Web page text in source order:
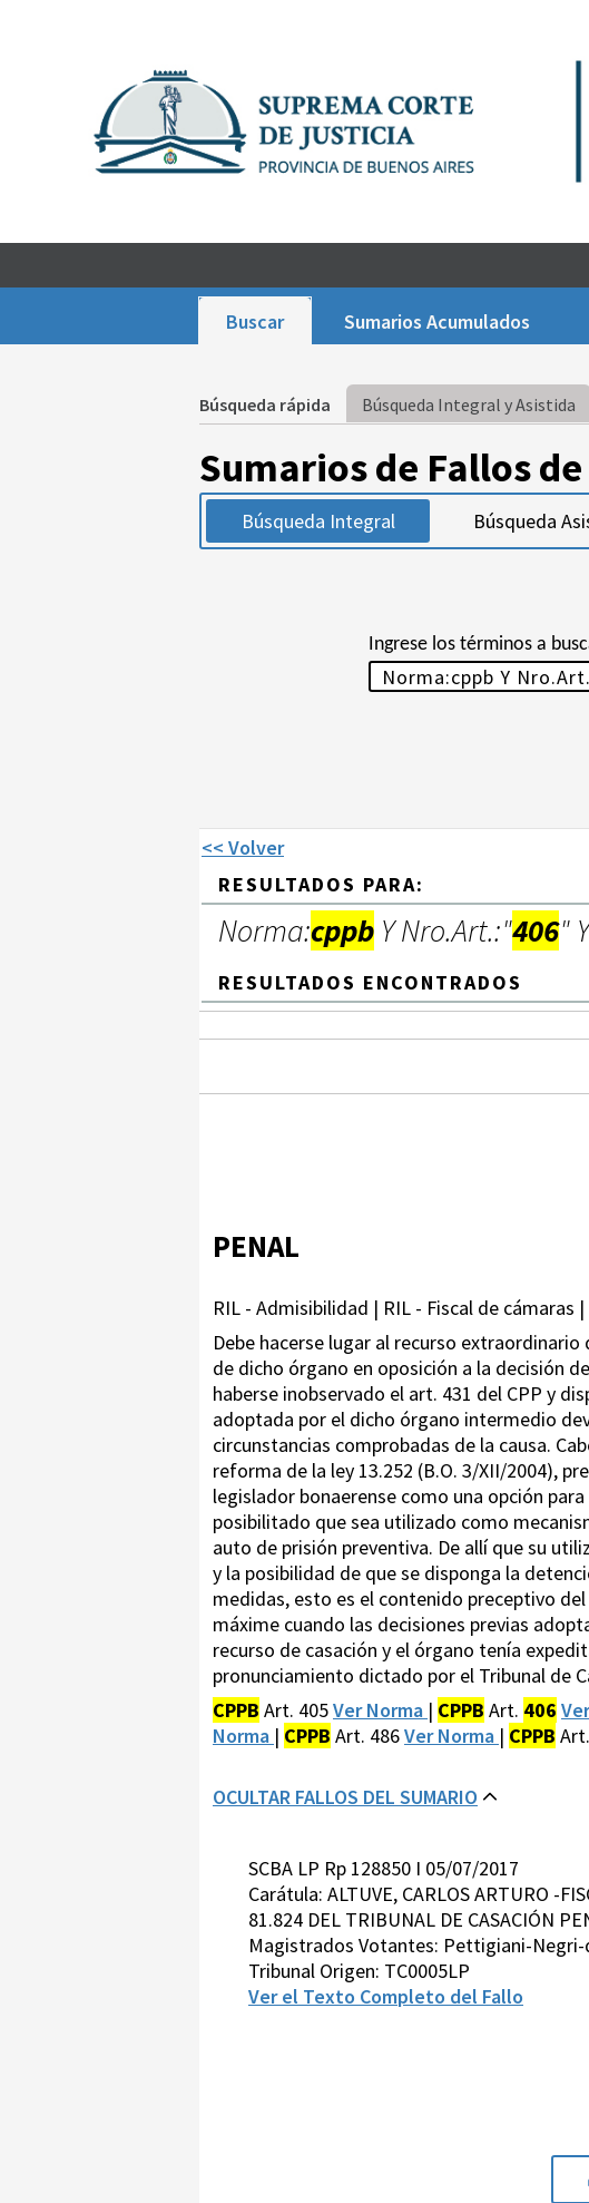
Buscar Sumarios Acumulados
Búsqueda rápida Búsqueda Integral y Asistida
Sumarios de Fallos
Búsqueda Integral Búsqueda
Ingrese los términos a
<< Volver
RESULTADOS PARA:
Norma:cppb Y Nro.Art.:"406"
RESULTADOS ENCONTRADOS
PENAL
RIL - Admisibilidad | RIL - Fiscal de cámaras
Debe hacerse lugar al recurso
de dicho órgano en oposición a la decisión
haberse inobservado el art. 431 del CPP y
adoptada por el dicho órgano intermedio
circunstancias comprobadas de la causa.
reforma de la ley 13.252 (B.O. 3/XII/2004),
legislador bonaerense como una opción
posibilitado que sea utilizado como
auto de prisión preventiva. De allí que su
y la posibilidad de que se disponga la
medidas, esto es el contenido preceptivo
máxime cuando las decisiones previas
recurso de casación y el órgano tenía
pronunciamiento dictado por el Tribunal de
CPPB Art. 405Ver Norma | CPPB Art. 406
Norma | CPPB Art. 486Ver Norma | CPPB
OCULTAR FALLOS DEL SUMARIO
SCBA LP Rp 128850 I 05/07/2017
Carátula: ALTUVE, CARLOS ARTURO -
81.824 DEL TRIBUNAL DE CASACIÓN
Magistrados Votantes: Pettigiani-Negri-
Tribunal Origen: TC0005LP
Ver el Texto Completo del Fallo